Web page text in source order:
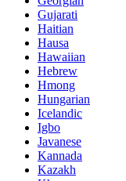
Gujarati
Haitian
Hausa
Hawaiian
Hebrew
Hmong
Hungarian
Icelandic
Igbo
Javanese
Kannada
Kazakh